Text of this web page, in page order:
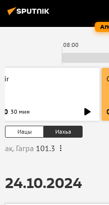
08:00
30 мин
Иацы Иахьа
ақ. Гагра 101.3
24.10.2024